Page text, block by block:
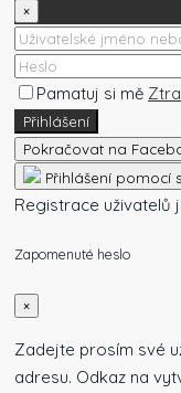
×
Pamatuj si mě
Přihlášení
Pokračovat na
Přihlášení pomocí
Registrace uživatelů
Zapomenuté heslo
×
Zadejte prosím své
adresu. Odkaz na